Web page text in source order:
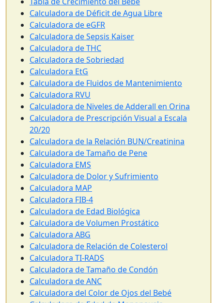
Calculadora de Déficit de Agua Libre
Calculadora de eGFR
Calculadora de Sepsis Kaiser
Calculadora de THC
Calculadora de Sobriedad
Calculadora EtG
Calculadora de Fluidos de Mantenimiento
Calculadora RVU
Calculadora de Niveles de Adderall en Orina
Calculadora de Prescripción Visual a Escala
20/20
Calculadora de la Relación BUN/Creatinina
Calculadora de Tamaño de Pene
Calculadora EMS
Calculadora de Dolor y Sufrimiento
Calculadora MAP
Calculadora FIB-4
Calculadora de Edad Biológica
Calculadora de Volumen Prostático
Calculadora ABG
Calculadora de Relación de Colesterol
Calculadora TI-RADS
Calculadora de Tamaño de Condón
Calculadora de ANC
Calculadora del Color de Ojos del Bebé